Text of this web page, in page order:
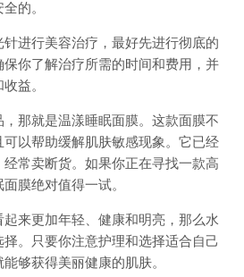
的。
进行美容治疗，最好先进行彻底的
你了解治疗所需的时间和费用，并
益。
那就是温漾睡眠面膜。这款面膜不
以帮助缓解肌肤敏感现象。它已经
常卖断货。如果你正在寻找一款高
膜绝对值得一试。
来更加年轻、健康和明亮，那么水
。只要你注意护理和选择适合自己
够获得美丽健康的肌肤。